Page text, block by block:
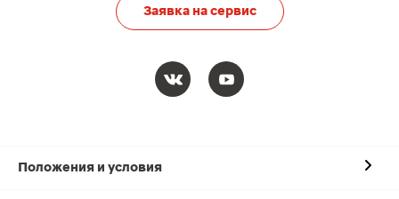
Заявка на сервис
Положения и условия